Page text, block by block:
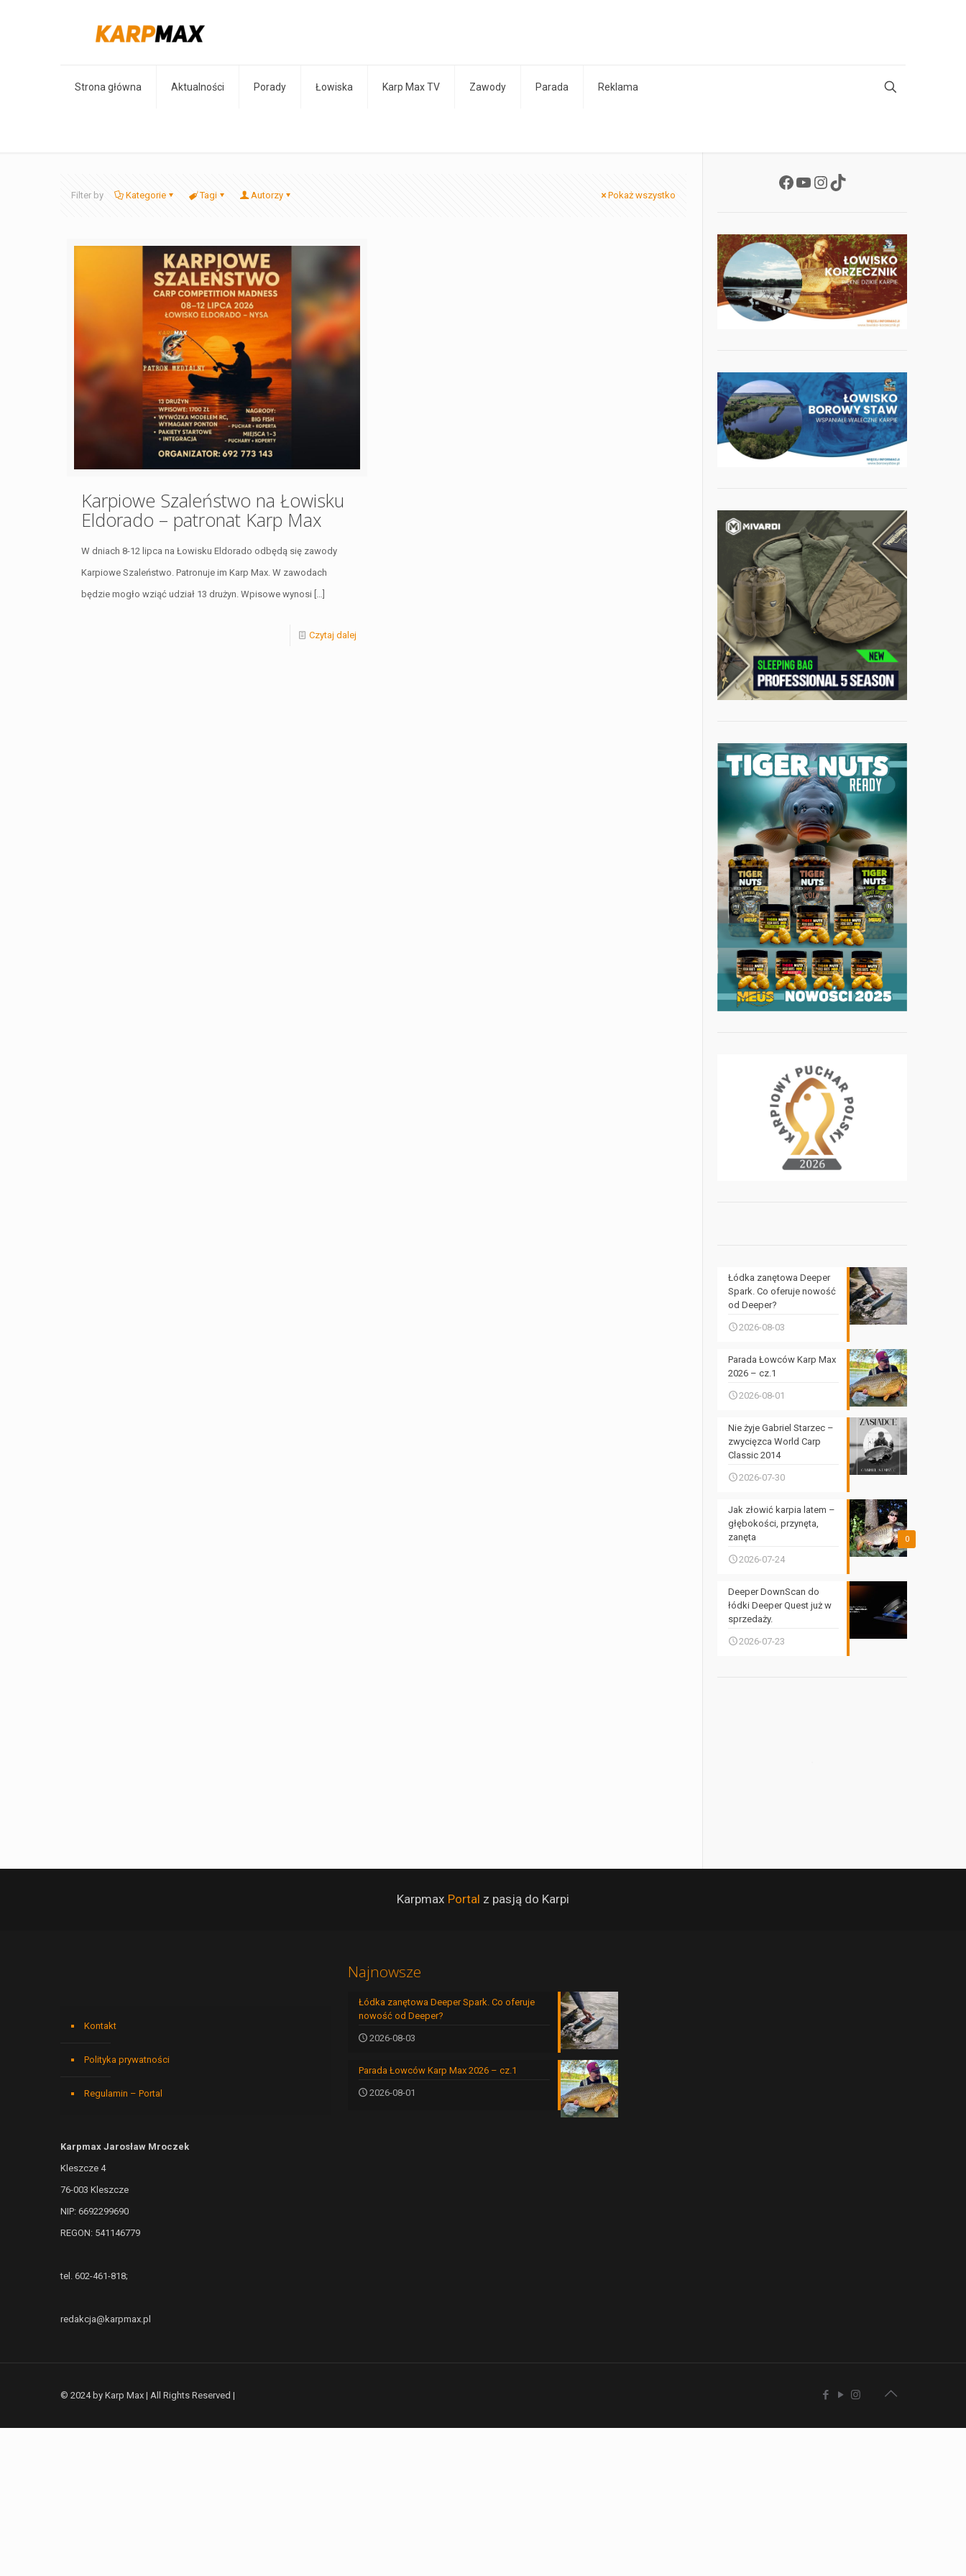
Strona główna Aktualności Porady Łowiska Karp Max TV Zawody Parada Reklama
Filter by Kategorie Tagi Autorzy Pokaż wszystko
Karpiowe Szaleństwo na Łowisku
Eldorado – patronat Karp Max
W dniach 8-12 lipca na Łowisku Eldorado odbędą się zawody
Karpiowe Szaleństwo. Patronuje im Karp Max. W zawodach
będzie mogło wziąć udział 13 drużyn. Wpisowe wynosi
Czytaj dalej
Facebook
YouTube
Instagram
TikTok
Łódka zanętowa Deeper
Spark. Co oferuje nowość
od Deeper?
2026-08-03
Parada Łowców Karp Max
2026 – cz.1
2026-08-01
Nie żyje Gabriel Starzec –
zwycięzca World Carp
Classic 2014
2026-07-30
0
Jak złowić karpia latem –
głębokości, przynęta,
zanęta
2026-07-24
Deeper DownScan do
łódki Deeper Quest już w
sprzedaży.
2026-07-23
Karpmax Portal z pasją do Karpi
Kontakt
Polityka prywatności
Regulamin – Portal
Karpmax Jarosław Mroczek
Kleszcze 4
76-003 Kleszcze
NIP: 6692299690
REGON: 541146779
tel. 602-461-818;
redakcja@karpmax.pl
Najnowsze
Łódka zanętowa Deeper Spark. Co oferuje
nowość od Deeper?
2026-08-03
Parada Łowców Karp Max 2026 – cz.1
2026-08-01
© 2024 by Karp Max | All Rights Reserved |